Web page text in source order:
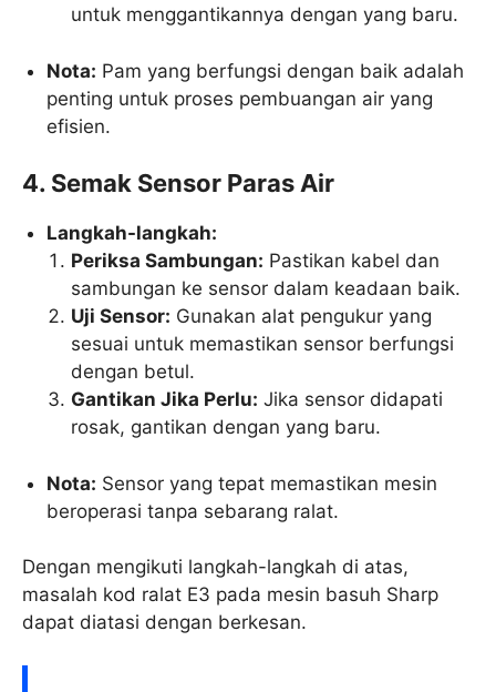
untuk menggantikannya dengan yang baru.
Nota: Pam yang berfungsi dengan baik adalah
penting untuk proses pembuangan air yang
efisien.
4. Semak Sensor Paras Air
Langkah-langkah:
Periksa Sambungan: Pastikan kabel dan
sambungan ke sensor dalam keadaan baik.
Uji Sensor: Gunakan alat pengukur yang
sesuai untuk memastikan sensor berfungsi
dengan betul.
Gantikan Jika Perlu: Jika sensor didapati
rosak, gantikan dengan yang baru.
Nota: Sensor yang tepat memastikan mesin
beroperasi tanpa sebarang ralat.
Dengan mengikuti langkah-langkah di atas,
masalah kod ralat E3 pada mesin basuh Sharp
dapat diatasi dengan berkesan.